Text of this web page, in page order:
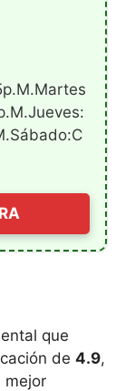
que
de 4.9,
mejor